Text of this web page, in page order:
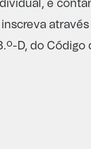
e
D, do Código